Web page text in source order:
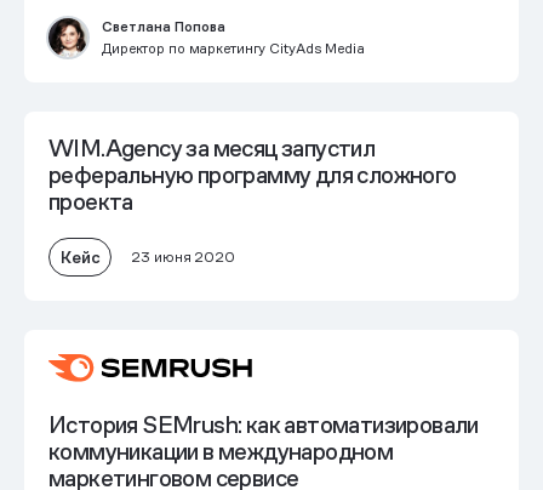
Светлана Попова
Директор по маркетингу CityAds Media
WIM.Agency за месяц запустил
реферальную программу для сложного
проекта
Кейс 23 июня 2020
История SEMrush: как автоматизировали
коммуникации в международном
маркетинговом сервисе